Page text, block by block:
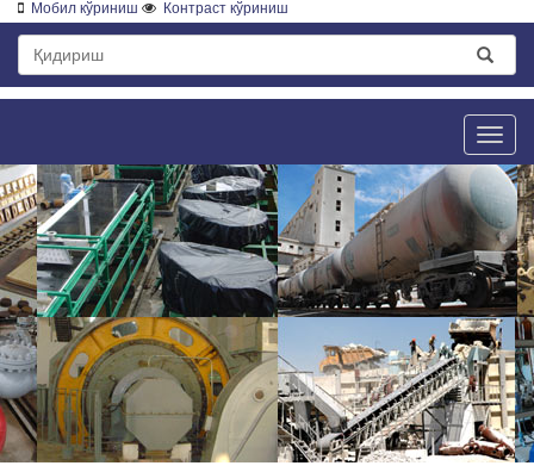
Мобил кўриниш Контраст кўриниш
Toggle